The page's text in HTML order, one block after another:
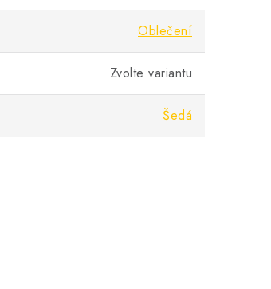
Oblečení
Zvolte variantu
Šedá